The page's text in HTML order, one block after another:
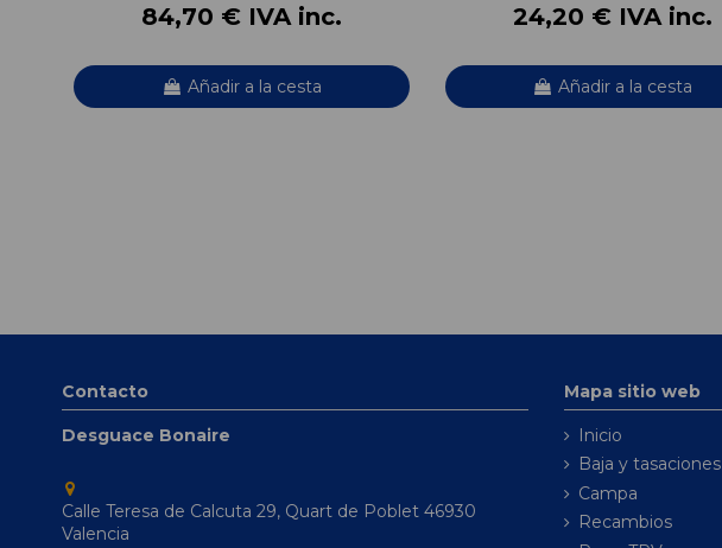
84,70 € IVA inc.
Añadir a la cesta
24,20 € IVA inc.
Añadir a la cesta
Contacto
Desguace Bonaire
Calle Teresa de Calcuta 29, Quart de Poblet 46930
Valencia
Mapa sitio web
Inicio
Baja y tasaciones
Campa
Recambios